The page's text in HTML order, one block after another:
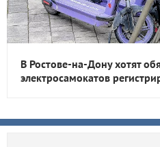
В Ростове-на-Дону хотят
электросамокатов